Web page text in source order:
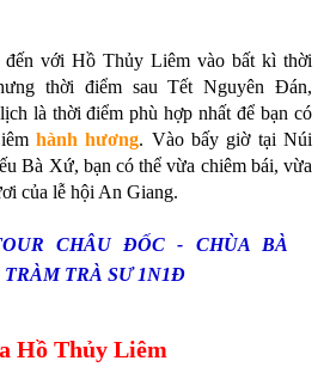
đến với Hồ Thủy Liêm vào bất kì thời
thời điểm sau Tết Nguyên Đán,
là thời điểm phù hợp nhất để bạn có
hành hương. Vào bấy giờ tại Núi
Bà Xứ, bạn có thể vừa chiêm bái, vừa
của lễ hội An Giang.
CHÂU ĐỐC - CHÙA BÀ
TRÀ SƯ 1N1Đ
Hồ Thủy Liêm